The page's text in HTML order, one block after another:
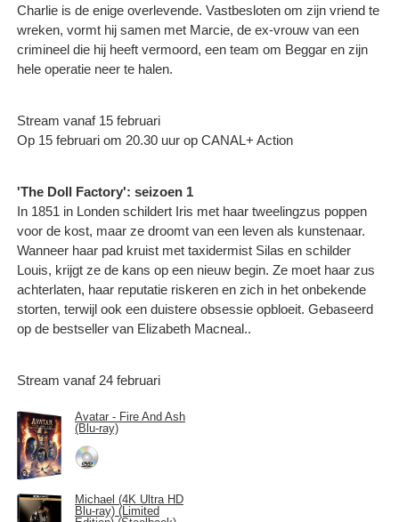
Charlie is de enige overlevende. Vastbesloten om zijn vriend te
wreken, vormt hij samen met Marcie, de ex-vrouw van een
crimineel die hij heeft vermoord, een team om Beggar en zijn
hele operatie neer te halen.
Stream vanaf 15 februari
Op 15 februari om 20.30 uur op CANAL+ Action
'The Doll Factory': seizoen 1
In 1851 in Londen schildert Iris met haar tweelingzus poppen
voor de kost, maar ze droomt van een leven als kunstenaar.
Wanneer haar pad kruist met taxidermist Silas en schilder
Louis, krijgt ze de kans op een nieuw begin. Ze moet haar zus
achterlaten, haar reputatie riskeren en zich in het onbekende
storten, terwijl ook een duistere obsessie opbloeit. Gebaseerd
op de bestseller van Elizabeth Macneal..
Stream vanaf 24 februari
Avatar - Fire And Ash
(Blu-ray)
Michael (4K Ultra HD
Blu-ray) (Limited